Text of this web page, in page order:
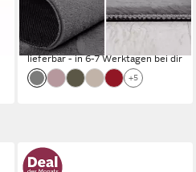
ab 18,99 € UVP75,90 €
nur diesen Monat
-75%
lieferbar - in 6-7 Werktagen bei dir
+5